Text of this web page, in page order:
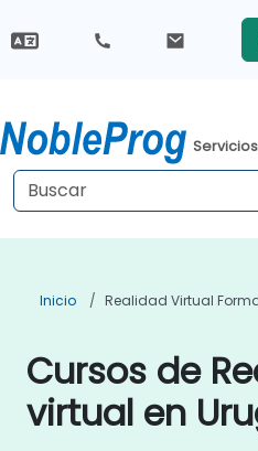
Inicio Realidad Virtual
Cursos de
virtual en